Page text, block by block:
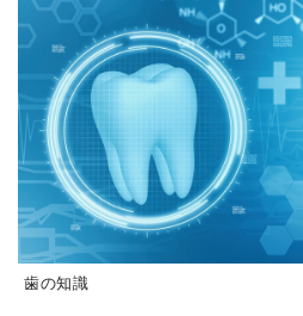
歯の知識